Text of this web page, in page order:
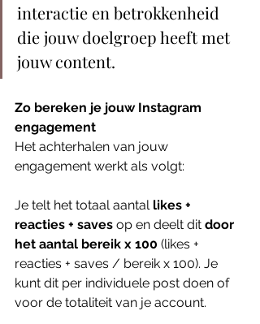
interactie en betrokkenheid
die jouw doelgroep heeft met
jouw content.
Zo bereken je jouw Instagram
engagement
Het achterhalen van jouw
engagement werkt als volgt:
Je telt het totaal aantal likes +
reacties + saves op en deelt dit door
het aantal bereik x 100 (likes +
reacties + saves / bereik x 100). Je
kunt dit per individuele post doen of
voor de totaliteit van je account.